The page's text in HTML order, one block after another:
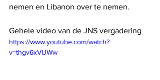
nemen en Libanon over te nemen.
Gehele video van de JNS vergadering
https://www.youtube.com/watch?
v=thgv6xVIJWw